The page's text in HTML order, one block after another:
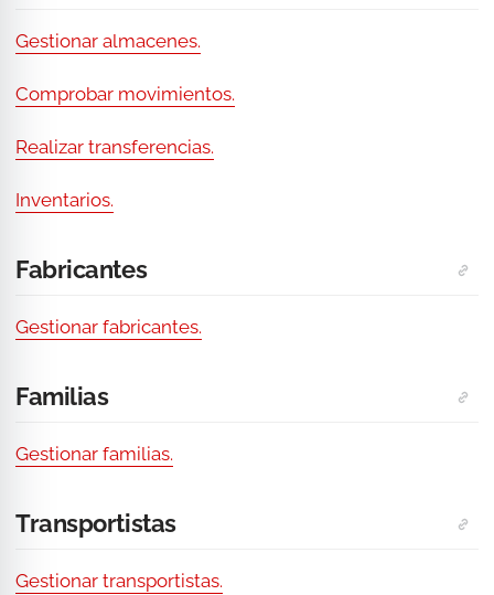
Gestionar almacenes.
Comprobar movimientos.
Realizar transferencias.
Inventarios.
Fabricantes
Gestionar fabricantes.
Familias
Gestionar familias.
Transportistas
Gestionar transportistas.